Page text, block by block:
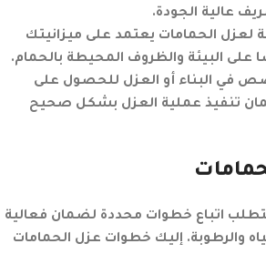
عالية الجودة.
لعزل الحمامات يعتمد على ميزانيتك
على البيئة والظروف المحيطة بالحمام.
في البناء أو العزل للحصول على
تنفيذ عملية العزل بشكل صحيح
اتباع خطوات محددة لضمان فعالية
والرطوبة. إليك خطوات عزل الحمامات